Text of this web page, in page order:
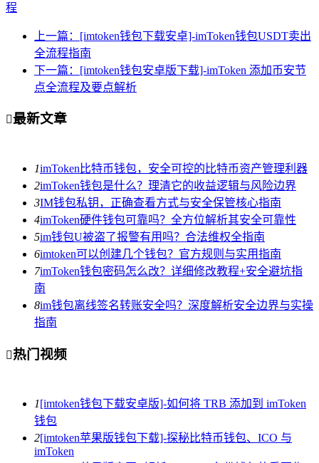
程
上一篇：[imtoken钱包下载安卓]-imToken钱包USDT卖出
全流程指南
下一篇：[imtoken钱包安卓版下载]-imToken 添加币安节
点全流程及要点解析
最新文章
1imToken比特币钱包，安全可控的比特币资产管理利器
2imToken钱包是什么？理清它的收益逻辑与风险边界
3IM钱包私钥，正确查看方式与安全保管核心指南
4imToken硬件钱包可靠吗？全方位解析其安全可靠性
5im钱包U被盗了报警有用吗？合法维权全指南
6imtoken可以创建几个钱包？官方规则与实用指南
7imToken钱包密码怎么改？详细修改教程+安全避坑指
南
8im钱包离线签名转账安全吗？深度解析安全边界与实操
指南
热门视频
1[imtoken钱包下载安卓版]-如何将 TRB 添加到 imToken
钱包
2[imtoken苹果版钱包下载]-探秘比特币钱包、ICO 与
imToken